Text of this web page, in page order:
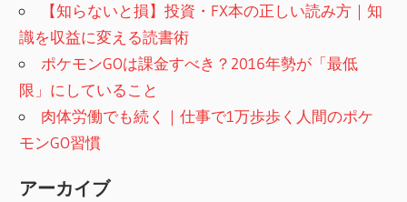
【知らないと損】投資・FX本の正しい読み方｜知
識を収益に変える読書術
ポケモンGOは課金すべき？2016年勢が「最低
限」にしていること
肉体労働でも続く｜仕事で1万歩歩く人間のポケ
モンGO習慣
アーカイブ